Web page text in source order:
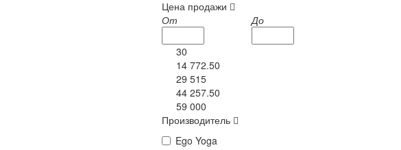
Цена продажи
От
До
30
14 772.50
29 515
44 257.50
59 000
Производитель
Ego Yoga